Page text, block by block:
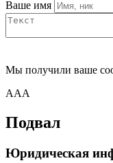
Ваше имя
Мы получили ваше
AAA
Подвал
Юридическая